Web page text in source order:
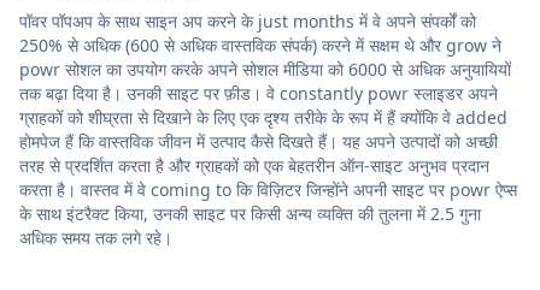
पॉवर पॉपअप के साथ साइन अप करने के just months में वे अपने संपर्कों को
250% से अधिक (600 से अधिक वास्तविक संपर्क) करने में सक्षम थे और grow ने
powr सोशल का उपयोग करके अपने सोशल मीडिया को 6000 से अधिक अनुयायियों
तक बढ़ा दिया है। उनकी साइट पर फ़ीड। वे constantly powr स्लाइडर अपने
ग्राहकों को शीघ्रता से दिखाने के लिए एक दृश्य तरीके के रूप में हैं क्योंकि वे added
होमपेज हैं कि वास्तविक जीवन में उत्पाद कैसे दिखते हैं। यह अपने उत्पादों को अच्छी
तरह से प्रदर्शित करता है और ग्राहकों को एक बेहतरीन ऑन-साइट अनुभव प्रदान
करता है। वास्तव में वे coming to कि विज़िटर जिन्होंने अपनी साइट पर powr ऐप्स
के साथ इंटरैक्ट किया, उनकी साइट पर किसी अन्य व्यक्ति की तुलना में 2.5 गुना
अधिक समय तक लगे रहे।